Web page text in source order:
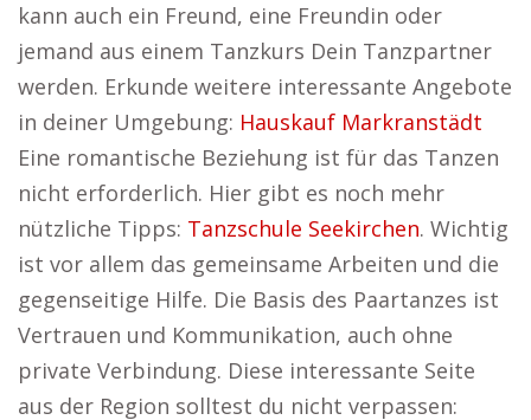
kann auch ein Freund, eine Freundin oder
jemand aus einem Tanzkurs Dein Tanzpartner
werden. Erkunde weitere interessante Angebote
in deiner Umgebung: Hauskauf Markranstädt
Eine romantische Beziehung ist für das Tanzen
nicht erforderlich. Hier gibt es noch mehr
nützliche Tipps: Tanzschule Seekirchen. Wichtig
ist vor allem das gemeinsame Arbeiten und die
gegenseitige Hilfe. Die Basis des Paartanzes ist
Vertrauen und Kommunikation, auch ohne
private Verbindung. Diese interessante Seite
aus der Region solltest du nicht verpassen: